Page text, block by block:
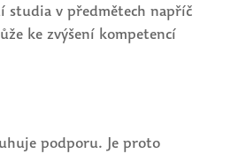
studia v předmětech napříč
ke zvýšení kompetencí
podporu. Je proto